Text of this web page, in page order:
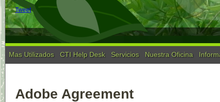
Tweet
Mas Utilizados CTI Help Desk Servicios Nuestra Oficina
Adobe Agreement